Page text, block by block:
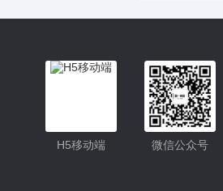
微信公众号
H5移动端